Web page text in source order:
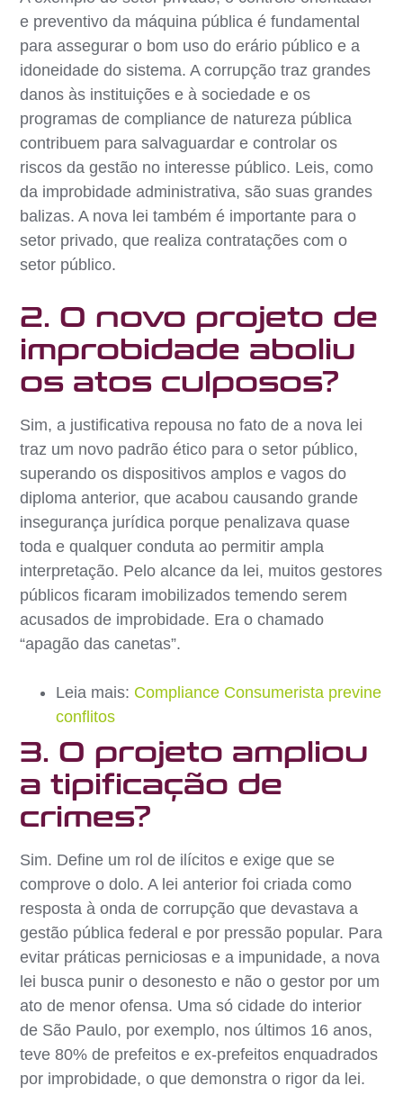
e preventivo da máquina pública é fundamental
para assegurar o bom uso do erário público e a
idoneidade do sistema. A corrupção traz grandes
danos às instituições e à sociedade e os
programas de compliance de natureza pública
contribuem para salvaguardar e controlar os
riscos da gestão no interesse público. Leis, como
da improbidade administrativa, são suas grandes
balizas. A nova lei também é importante para o
setor privado, que realiza contratações com o
setor público.
2. O novo projeto de
improbidade aboliu
os atos culposos?
Sim, a justificativa repousa no fato de a nova lei
traz um novo padrão ético para o setor público,
superando os dispositivos amplos e vagos do
diploma anterior, que acabou causando grande
insegurança jurídica porque penalizava quase
toda e qualquer conduta ao permitir ampla
interpretação. Pelo alcance da lei, muitos gestores
públicos ficaram imobilizados temendo serem
acusados de improbidade. Era o chamado
“apagão das canetas”.
Leia mais: Compliance Consumerista previne
conflitos
3. O projeto ampliou
a tipificação de
crimes?
Sim. Define um rol de ilícitos e exige que se
comprove o dolo. A lei anterior foi criada como
resposta à onda de corrupção que devastava a
gestão pública federal e por pressão popular. Para
evitar práticas perniciosas e a impunidade, a nova
lei busca punir o desonesto e não o gestor por um
ato de menor ofensa. Uma só cidade do interior
de São Paulo, por exemplo, nos últimos 16 anos,
teve 80% de prefeitos e ex-prefeitos enquadrados
por improbidade, o que demonstra o rigor da lei.